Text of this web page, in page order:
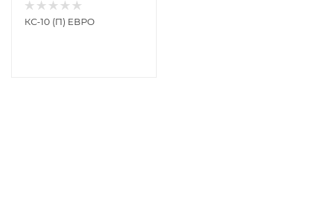
КС-10 (П) ЕВРО